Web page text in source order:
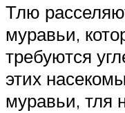
Тлю
муравьи,
требуются
этих
муравьи, тля